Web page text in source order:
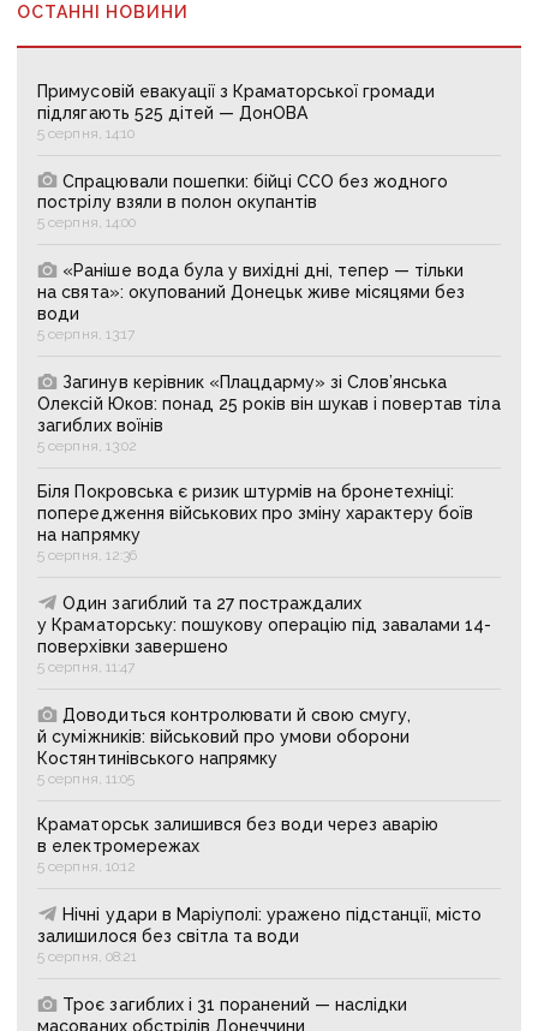
ОСТАННІ НОВИНИ
Примусовій евакуації з Краматорської громади
підлягають 525 дітей — ДонОВА
5 серпня, 14:10
Спрацювали пошепки: бійці ССО без жодного
пострілу взяли в полон окупантів
5 серпня, 14:00
«Раніше вода була у вихідні дні, тепер — тільки
на свята»: окупований Донецьк живе місяцями без
води
5 серпня, 13:17
Загинув керівник «Плацдарму» зі Слов’янська
Олексій Юков: понад 25 років він шукав і повертав тіла
загиблих воїнів
5 серпня, 13:02
Біля Покровська є ризик штурмів на бронетехніці:
попередження військових про зміну характеру боїв
на напрямку
5 серпня, 12:36
Один загиблий та 27 постраждалих
у Краматорську: пошукову операцію під завалами 14-
поверхівки завершено
5 серпня, 11:47
Доводиться контролювати й свою смугу,
й суміжників: військовий про умови оборони
Костянтинівського напрямку
5 серпня, 11:05
Краматорськ залишився без води через аварію
в електромережах
5 серпня, 10:12
Нічні удари в Маріуполі: уражено підстанції, місто
залишилося без світла та води
5 серпня, 08:21
Троє загиблих і 31 поранений — наслідки
масованих обстрілів Донеччини